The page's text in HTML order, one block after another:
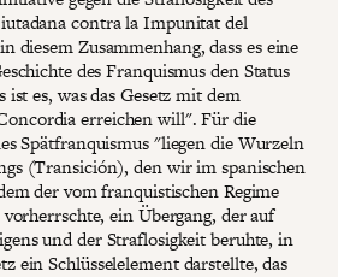
contra la Impunitat del
diesem Zusammenhang, dass es eine
des Franquismus den Status
ist es, was das Gesetz mit dem
erreichen will". Für die
Spätfranquismus "liegen die Wurzeln
(Transición), den wir im spanischen
der vom franquistischen Regime
ein Übergang, der auf
und der Straflosigkeit beruhte, in
ein Schlüsselelement darstellte, das